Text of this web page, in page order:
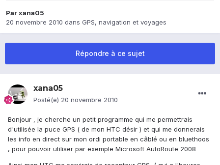
Parxana05
20 novembre 2010 dans GPS, navigation et voyages
Répondre à ce sujet
xana05
Posté(e) 20 novembre 2010
Bonjour , je cherche un petit programme qui me permettrais
d'utilisée la puce GPS ( de mon HTC désir ) et qui me donnerais
les info en direct sur mon ordi portable en câblé ou en bluethoos
, pour pouvoir utiliser par exemple Microsoft AutoRoute 2008